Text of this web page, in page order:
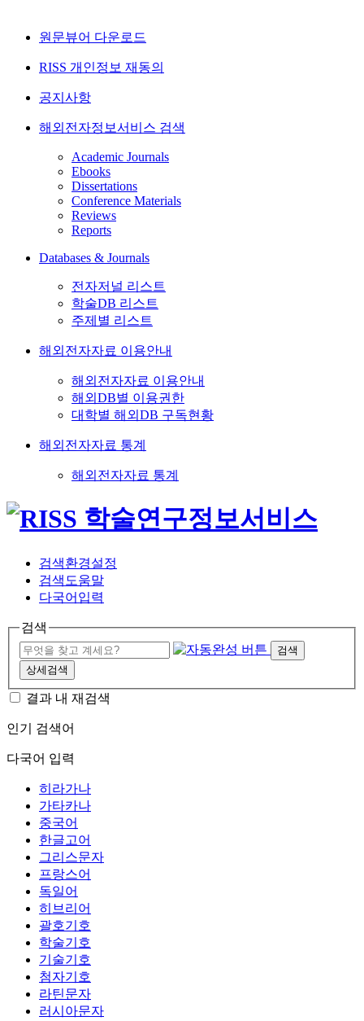
원문뷰어 다운로드
RISS 개인정보 재동의
공지사항
해외전자정보서비스 검색
Academic Journals
Ebooks
Dissertations
Conference Materials
Reviews
Reports
Databases & Journals
전자저널 리스트
학술DB 리스트
주제별 리스트
해외전자자료 이용안내
해외전자자료 이용안내
해외DB별 이용권한
대학별 해외DB 구독현황
해외전자자료 통계
해외전자자료 통계
검색환경설정
검색도움말
다국어입력
검색
검색
상세검색
결과 내 재검색
인기 검색어
다국어 입력
히라가나
가타카나
중국어
한글고어
그리스문자
프랑스어
독일어
히브리어
괄호기호
학술기호
기술기호
첨자기호
라틴문자
러시아문자